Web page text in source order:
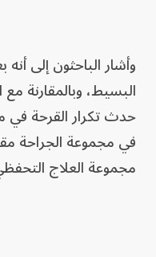
وأشار الباحثون إلى
البسيط، وبالمقارنة
مجموعة العلاج